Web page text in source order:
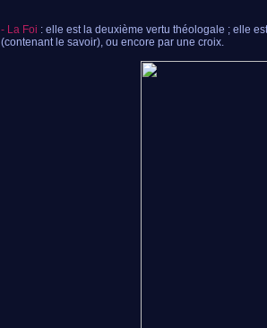
- La Foi : elle est la deuxième vertu théologale ; elle
(contenant le savoir), ou encore par une croix.